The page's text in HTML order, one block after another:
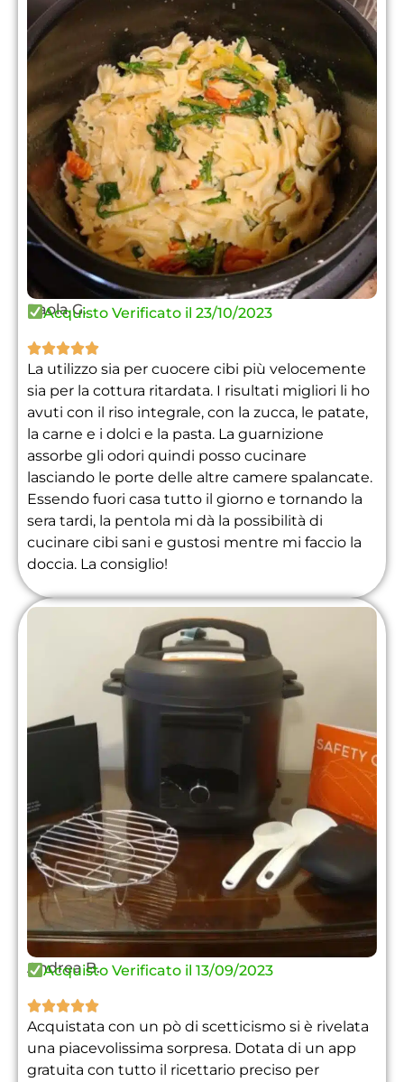
Paola G.
Acquisto Verificato il 23/10/2023

La utilizzo sia per cuocere cibi più velocemente
sia per la cottura ritardata. I risultati migliori li ho
avuti con il riso integrale, con la zucca, le patate,
la carne e i dolci e la pasta. La guarnizione
assorbe gli odori quindi posso cucinare
lasciando le porte delle altre camere spalancate.
Essendo fuori casa tutto il giorno e tornando la
sera tardi, la pentola mi dà la possibilità di
cucinare cibi sani e gustosi mentre mi faccio la
doccia. La consiglio!
Andrea B.
Acquisto Verificato il 13/09/2023

Acquistata con un pò di scetticismo si è rivelata
una piacevolissima sorpresa. Dotata di un app
gratuita con tutto il ricettario preciso per